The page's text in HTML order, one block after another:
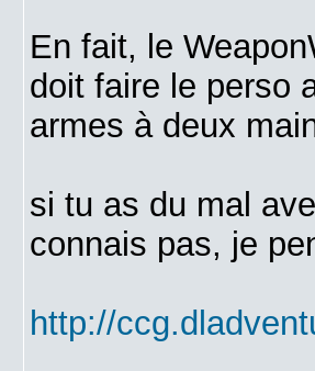
En fait, le
doit faire le perso
armes à deux
si tu as du mal
connais pas, je
http://